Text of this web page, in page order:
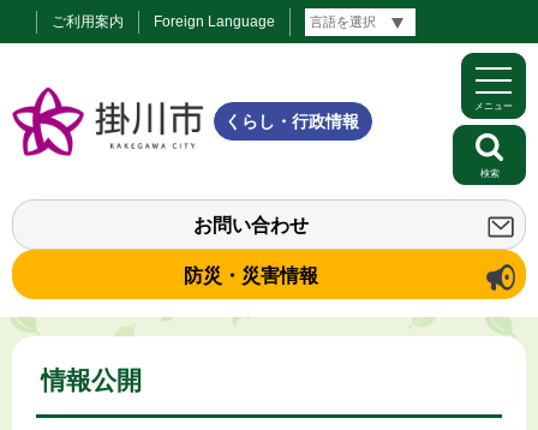
ご利用案内 Foreign Language
くらし・行政情報
お問い合わせ
防災・災害情報
メニュー
検索
情報公開